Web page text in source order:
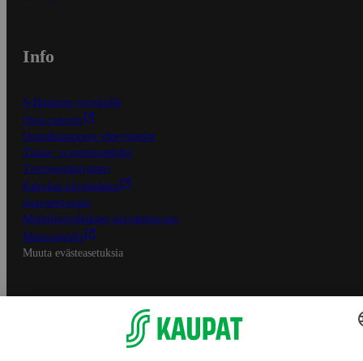
Info
S-Business yrityksille
Oiva-raportit
Osuuskauppojen yhteystiedot
Tilaus- ja toimitusehdot
Tietosuojakäytäntö
Palvelun käyttöehdot
Saavutettavuus
Mobiilisovelluksen saavutettavuus
Mainostajalle
Muuta evästeasetuksia
S-ryhmän palvelut